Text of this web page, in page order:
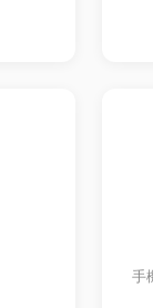
手